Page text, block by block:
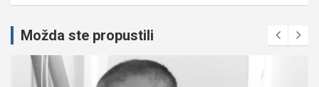
Možda ste propustili